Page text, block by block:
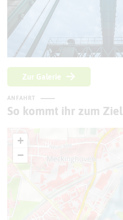
Zur Galerie
ANFAHRT
So kommt ihr zum Ziel
+
−